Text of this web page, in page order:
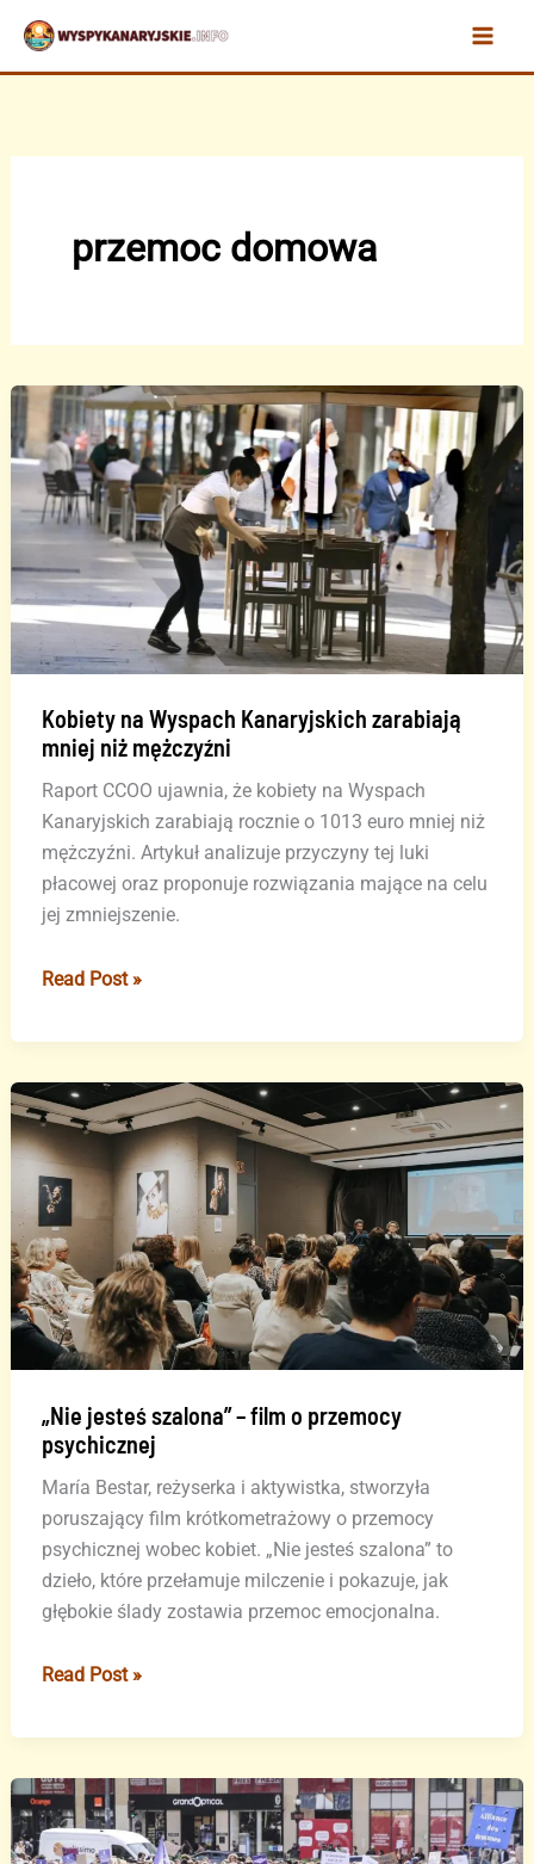
Przejdź
treści
przemoc domowa
Kobiety na Wyspach Kanaryjskich zarabiają
mniej niż mężczyźni
Raport CCOO ujawnia, że kobiety na Wyspach
Kanaryjskich zarabiają rocznie o 1013 euro mniej niż
mężczyźni. Artykuł analizuje przyczyny tej luki
płacowej oraz proponuje rozwiązania mające na celu
jej zmniejszenie.
Kobiety
Wyspach
zarabiają
mniej
niż
mężczyźni
Read Post »
„Nie jesteś szalona” – film o przemocy
psychicznej
María Bestar, reżyserka i aktywistka, stworzyła
poruszający film krótkometrażowy o przemocy
psychicznej wobec kobiet. „Nie jesteś szalona” to
dzieło, które przełamuje milczenie i pokazuje, jak
głębokie ślady zostawia przemoc emocjonalna.
„Nie
szalona”
film
o
Read Post »